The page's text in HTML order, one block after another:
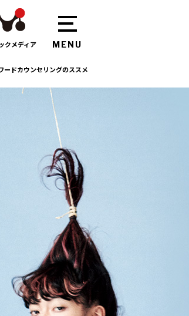
クメディア
ードカウンセリングのススメ